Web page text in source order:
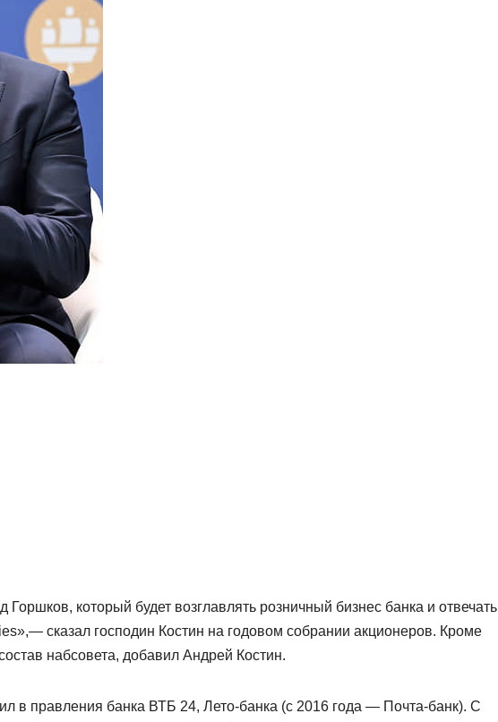
который будет возглавлять розничный бизнес банка и отвечать
сказал господин Костин на годовом собрании акционеров. Кроме
набсовета, добавил Андрей Костин.
в правления банка ВТБ 24, Лето-банка (с 2016 года — Почта-банк). С